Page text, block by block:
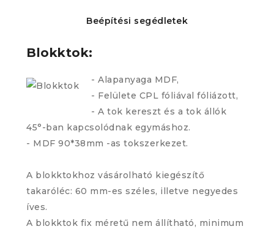
Beépítési segédletek
Blokktok:
- Alapanyaga MDF,
- Felülete CPL fóliával fóliázott,
- A tok kereszt és a tok állók
45°-ban kapcsolódnak egymáshoz.
- MDF 90*38mm -as tokszerkezet.
A blokktokhoz vásárolható kiegészítő
takaróléc: 60 mm-es széles, illetve negyedes
íves.
A blokktok fix méretű nem állítható, minimum